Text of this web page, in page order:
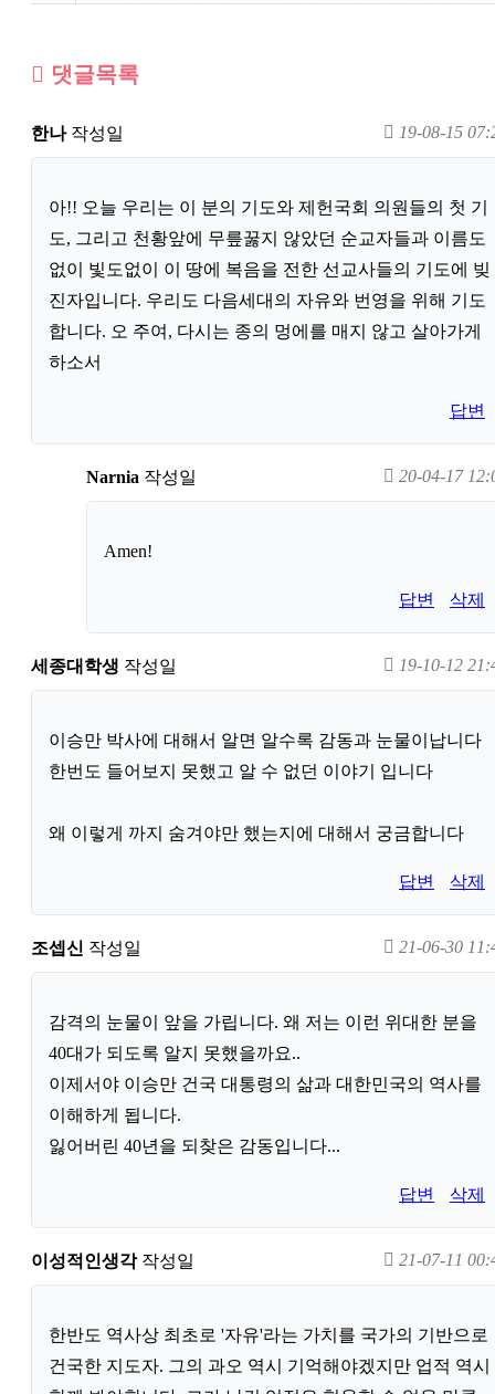
댓글목록
한나 작성일 19-08-15
아!! 오늘 우리는 이 분의 기도와 제헌국회 의원들의 첫 기
도, 그리고 천황앞에 무릎꿇지 않았던 순교자들과 이름도
없이 빛도없이 이 땅에 복음을 전한 선교사들의 기도에 빚
진자입니다. 우리도 다음세대의 자유와 번영을 위해 기도
합니다. 오 주여, 다시는 종의 멍에를 매지 않고 살아가게
하소서
답변
Narnia 작성일 20-04-17
Amen!
답변 삭제
세종대학생 작성일 19-10-12
이승만 박사에 대해서 알면 알수록 감동과 눈물이납니다
한번도 들어보지 못했고 알 수 없던 이야기 입니다
왜 이렇게 까지 숨겨야만 했는지에 대해서 궁금합니다
답변 삭제
조셉신 작성일 21-06-30
감격의 눈물이 앞을 가립니다. 왜 저는 이런 위대한 분을
40대가 되도록 알지 못했을까요..
이제서야 이승만 건국 대통령의 삶과 대한민국의 역사를
이해하게 됩니다.
잃어버린 40년을 되찾은 감동입니다...
답변 삭제
이성적인생각 작성일 21-07-11
한반도 역사상 최초로 '자유'라는 가치를 국가의 기반으로
건국한 지도자. 그의 과오 역시 기억해야겠지만 업적 역시